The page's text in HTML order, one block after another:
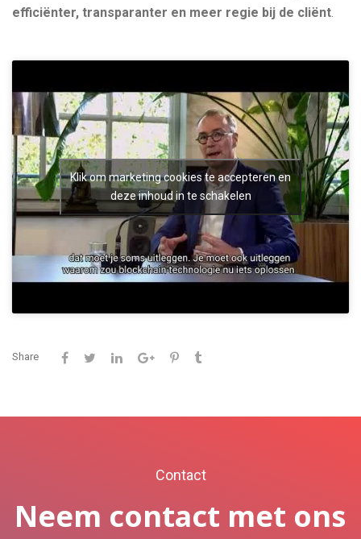
efficiënter, transparanter en meer regie bij de cliënt.
Klik om marketing cookies te accepteren en
deze inhoud in te schakelen
Share
Contact
Neem contact met ons